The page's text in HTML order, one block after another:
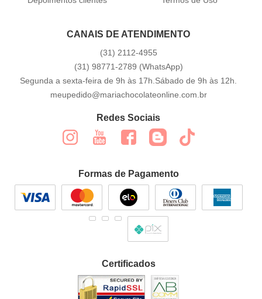
CANAIS DE ATENDIMENTO
(31) 2112-4955
(31) 98771-2789 (WhatsApp)
Segunda a sexta-feira de 9h às 17h.Sábado de 9h às 12h.
meupedido@mariachocolateonline.com.br
Redes Sociais
Formas de Pagamento
Certificados